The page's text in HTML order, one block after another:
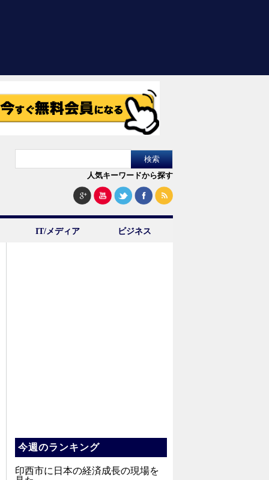
人気キーワードから探す
IT/メディア ビジネス
今週のランキング
印西市に日本の経済成長の現場を